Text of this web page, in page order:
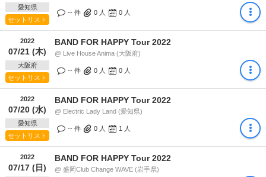
愛知県
セットリスト
-- 件 0 人 0 人
2022
07/21 (木)
大阪府
セットリスト
BAND FOR HAPPY Tour 2022
@ Live House Anima (大阪府)
-- 件 0 人 0 人
2022
07/20 (水)
愛知県
セットリスト
BAND FOR HAPPY Tour 2022
@ Electric Lady Land (愛知県)
-- 件 0 人 1 人
2022
07/17 (日)
BAND FOR HAPPY Tour 2022
@ 盛岡Club Change WAVE (岩手県)